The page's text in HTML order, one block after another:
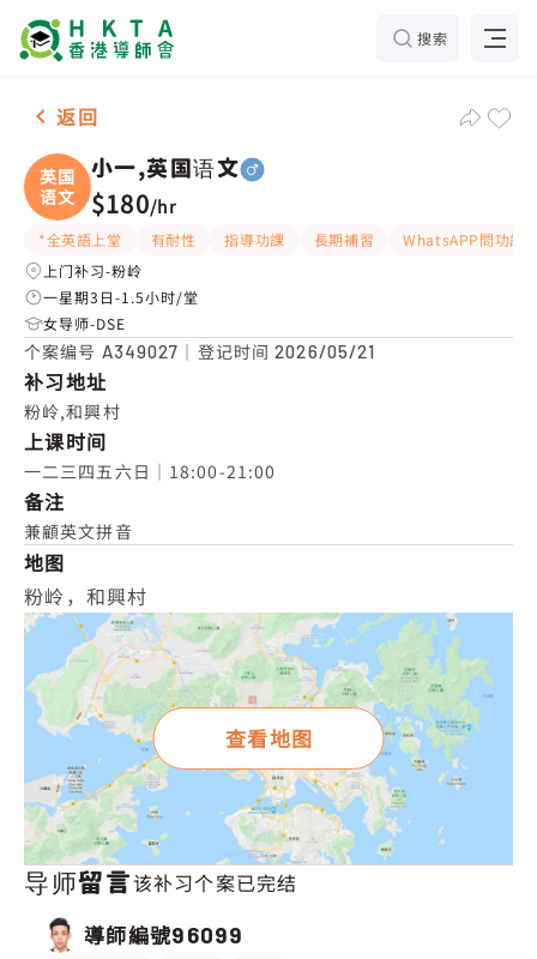
搜索
男-1名 小一,英国语文，粉岭 补习推介
返回
英国
语文
小一,英国语文
$180/hr
*全英語上堂 有耐性 指導功課 長期補習
WhatsAPP問功課
上门补习-粉岭
一星期3日-1.5小时/堂
女导师-DSE
个案编号 A349027 ｜登记时间2026/05/21
补习地址
粉岭,和興村
上课时间
一二三四五六日｜18:00-21:00
备注
兼顧英文拼音
地图
粉岭，和興村
查看地图
导师留言该补习个案已完结
導師編號96099